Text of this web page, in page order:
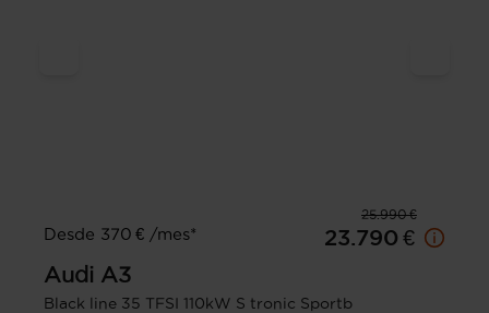
25.990 €
Desde 370 € /mes*
23.790 €
Audi A3
Black line 35 TFSI 110kW S tronic Sportb